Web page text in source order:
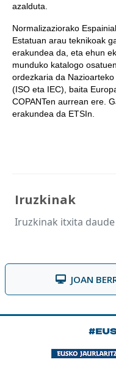
azalduta.
Normalizaziorako
Estatuan arau teknikoak
erakundea da, eta ehun
munduko katalogo
ordezkaria da
(ISO eta IEC), baita
COPANTen aurrean ere.
erakundea da ETSIn.
Iruzkinak
Iruzkinak itxita
JOAN